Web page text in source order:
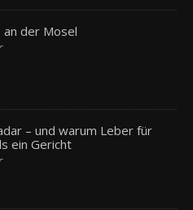
der Mosel
– und warum Leber für
ein Gericht